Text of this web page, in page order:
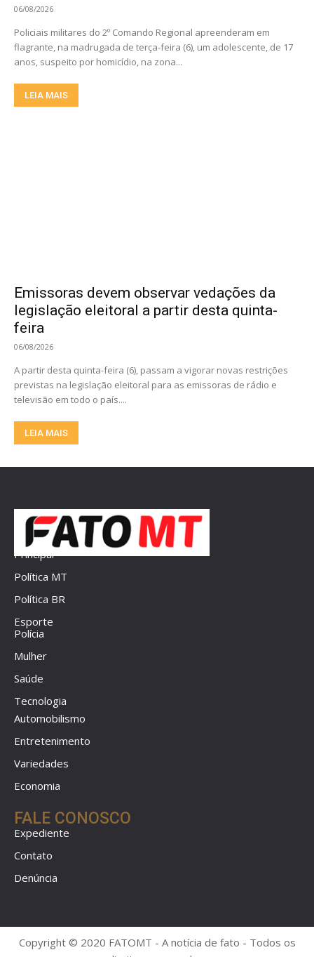
06/08/2026
Policiais militares do 2º Comando Regional apreenderam em
flagrante, na madrugada de terça-feira (6), um adolescente, de 17
anos, suspeito por homicídio, na zona...
LEIA MAIS
Emissoras devem observar vedações da
legislação eleitoral a partir desta quinta-
feira
06/08/2026
A partir desta quinta-feira (6), passam a vigorar novas restrições
previstas na legislação eleitoral para as emissoras de rádio e
televisão em todo o país....
LEIA MAIS
Principal
Política MT
Política BR
Esporte
Polícia
Mulher
Saúde
Tecnologia
Automobilismo
Entretenimento
Variedades
Economia
FALE CONOSCO
Expediente
Contato
Denúncia
Copyright © 2020 FATOMT - A notícia de fato - Todos os